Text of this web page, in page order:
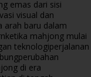
emas dari sisi
visual dan
arah baru dalam
ketika mahjong mulai
teknologiperjalanan
perubahan
di era